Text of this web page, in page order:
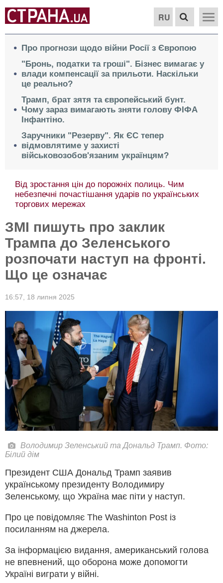
RU
Про прогнози щодо війни Росії з Європою
"Бронь, податки та гроші". Бізнес вимагає у
влади компенсації за прильоти. Наскільки
це реально?
Трамп, брат зятя та європейський бунт.
Чому зараз вимагають зняти голову ФІФА
Інфантіно.
Заручники "Резерву". Як ЄС тепер
відмовлятиме у захисті
військовозобов'язаним українцям?
Від зростання цін до порожніх полиць. Чим
небезпечні почастішання ударів по українських
торгових мережах
ЗМІ пишуть про заклик
Трампа до Зеленського
розпочати наступ на фронті.
Що це означає
16:57, 18 липня 2025
Володимир Зеленський та Дональд Трамп. Фото:
Білий дім
Президент США Дональд Трамп заявив
українському президенту Володимиру
Зеленському, що Україна має піти у наступ.
Про це повідомляє The Washinton Post із
посиланням на джерела.
За інформацією видання, американський голова
не впевнений, що оборона може допомогти
Україні виграти у війні.